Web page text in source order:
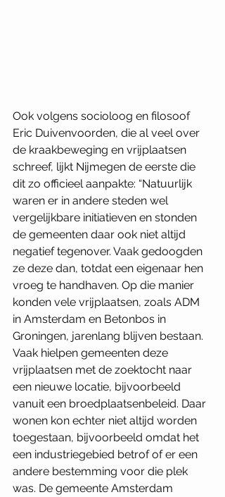
Ook volgens socioloog en filosoof
Eric Duivenvoorden, die al veel over
de kraakbeweging en vrijplaatsen
schreef, lijkt Nijmegen de eerste die
dit zo officieel aanpakte: “Natuurlijk
waren er in andere steden wel
vergelijkbare initiatieven en stonden
de gemeenten daar ook niet altijd
negatief tegenover. Vaak gedoogden
ze deze dan, totdat een eigenaar hen
vroeg te handhaven. Op die manier
konden vele vrijplaatsen, zoals ADM
in Amsterdam en Betonbos in
Groningen, jarenlang blijven bestaan.
Vaak hielpen gemeenten deze
vrijplaatsen met de zoektocht naar
een nieuwe locatie, bijvoorbeeld
vanuit een broedplaatsenbeleid. Daar
wonen kon echter niet altijd worden
toegestaan, bijvoorbeeld omdat het
een industriegebied betrof of er een
andere bestemming voor die plek
was. De gemeente Amsterdam